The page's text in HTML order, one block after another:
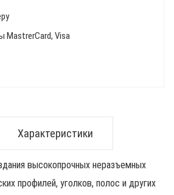
MastrerCard, Visa
Характеристики
высокопрочных неразъемных
профилей, уголков, полос и других